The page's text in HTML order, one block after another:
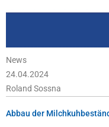
News
24.04.2024
Roland Sossna
Abbau der